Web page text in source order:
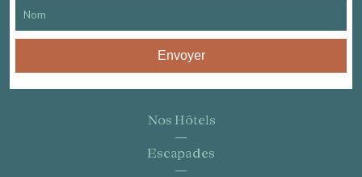
Envoyer
Nos Hôtels
Escapades